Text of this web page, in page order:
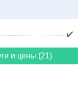
✔️
и цены (21)